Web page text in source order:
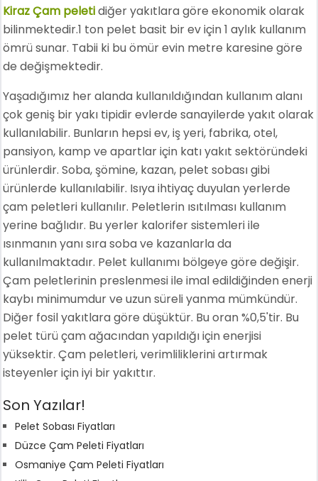
Kiraz Çam peletidiğer yakıtlara göre ekonomik olarak
bilinmektedir.1 ton pelet basit bir ev için 1 aylık kullanım
ömrü sunar. Tabii ki bu ömür evin metre karesine göre
de değişmektedir.
Yaşadığımız her alanda kullanıldığından kullanım alanı
çok geniş bir yakı tipidir evlerde sanayilerde yakıt olarak
kullanılabilir. Bunların hepsi ev, iş yeri, fabrika, otel,
pansiyon, kamp ve apartlar için katı yakıt sektöründeki
ürünlerdir. Soba, şömine, kazan, pelet sobası gibi
ürünlerde kullanılabilir. Isıya ihtiyaç duyulan yerlerde
çam peletleri kullanılır. Peletlerin ısıtılması kullanım
yerine bağlıdır. Bu yerler kalorifer sistemleri ile
ısınmanın yanı sıra soba ve kazanlarla da
kullanılmaktadır. Pelet kullanımı bölgeye göre değişir.
Çam peletlerinin preslenmesi ile imal edildiğinden enerji
kaybı minimumdur ve uzun süreli yanma mümkündür.
Diğer fosil yakıtlara göre düşüktür. Bu oran %0,5'tir. Bu
pelet türü çam ağacından yapıldığı için enerjisi
yüksektir. Çam peletleri, verimliliklerini artırmak
isteyenler için iyi bir yakıttır.
Son Yazılar!
Pelet Sobası Fiyatları
Düzce Çam Peleti Fiyatları
Osmaniye Çam Peleti Fiyatları